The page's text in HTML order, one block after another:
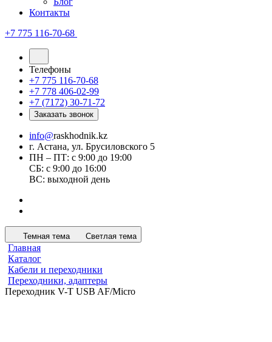
Контакты
+7 775 116-70-68
Телефоны
+7 775 116-70-68
+7 778 406-02-99
+7 (7172) 30-71-72
Заказать звонок
info@raskhodnik.kz
г. Астана, ул. Брусиловского 5
ПН – ПТ: с 9:00 до 19:00
СБ: с 9:00 до 16:00
ВС: выходной день
Темная тема Светлая тема
Главная
Каталог
Кабели и переходники
Переходники, адаптеры
Переходник V-T USB AF/Micro